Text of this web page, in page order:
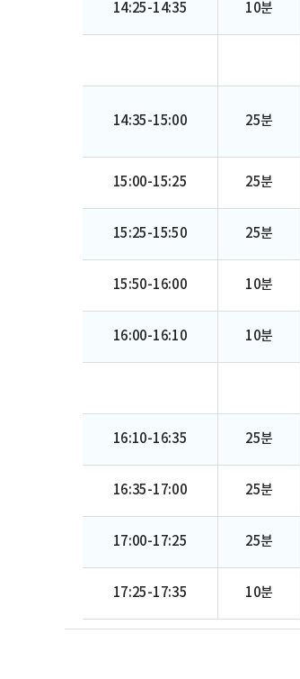
14:25-14:35 10분
14:35-15:00 25분
15:00-15:25 25분
15:25-15:50 25분
15:50-16:00 10분
16:00-16:10 10분
16:10-16:35 25분
16:35-17:00 25분
17:00-17:25 25분
17:25-17:35 10분